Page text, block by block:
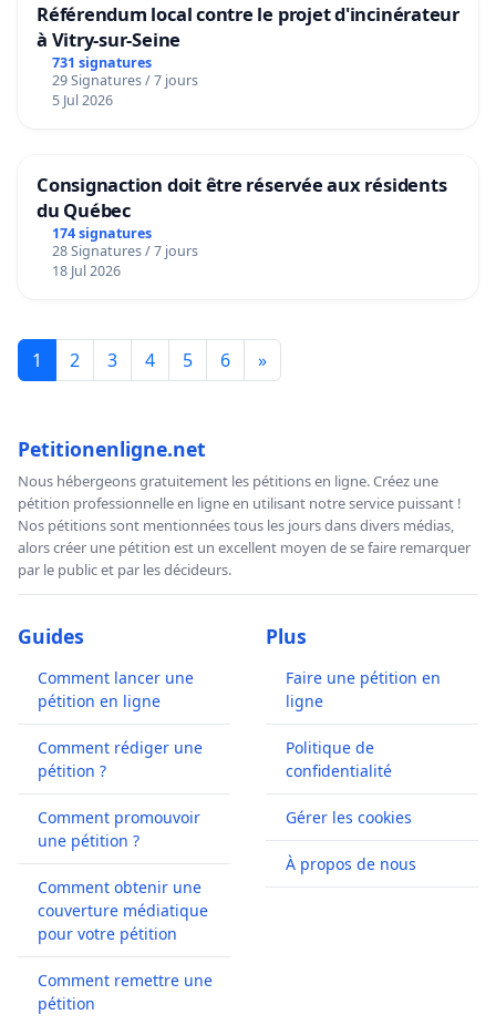
Référendum local contre le projet d'incinérateur
à Vitry-sur-Seine
731 signatures
29 Signatures / 7 jours
5 Jul 2026
Consignaction doit être réservée aux résidents
du Québec
174 signatures
28 Signatures / 7 jours
18 Jul 2026
1 2 3 4 5 6 »
Petitionenligne.net
Nous hébergeons gratuitement les pétitions en ligne. Créez une
pétition professionnelle en ligne en utilisant notre service puissant !
Nos pétitions sont mentionnées tous les jours dans divers médias,
alors créer une pétition est un excellent moyen de se faire remarquer
par le public et par les décideurs.
Guides
Comment lancer une
pétition en ligne
Comment rédiger une
pétition ?
Comment promouvoir
une pétition ?
Comment obtenir une
couverture médiatique
pour votre pétition
Comment remettre une
pétition
Plus
Faire une pétition en
ligne
Politique de
confidentialité
Gérer les cookies
À propos de nous